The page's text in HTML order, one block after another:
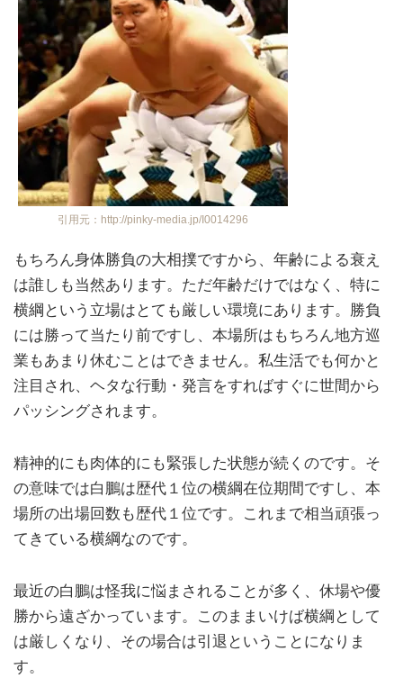
引用元：http://pinky-media.jp/I0014296
もちろん身体勝負の大相撲ですから、年齢による衰え
は誰しも当然あります。ただ年齢だけではなく、特に
横綱という立場はとても厳しい環境にあります。勝負
には勝って当たり前ですし、本場所はもちろん地方巡
業もあまり休むことはできません。私生活でも何かと
注目され、ヘタな行動・発言をすればすぐに世間から
パッシングされます。
精神的にも肉体的にも緊張した状態が続くのです。そ
の意味では白鵬は歴代１位の横綱在位期間ですし、本
場所の出場回数も歴代１位です。これまで相当頑張っ
てきている横綱なのです。
最近の白鵬は怪我に悩まされることが多く、休場や優
勝から遠ざかっています。このままいけば横綱として
は厳しくなり、その場合は引退ということになりま
す。